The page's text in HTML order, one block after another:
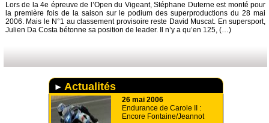
Lors de la 4e épreuve de l’Open du Vigeant, Stéphane Duterne est monté pour
la première fois de la saison sur le podium des superproductions du 28 mai
2006. Mais le N°1 au classement provisoire reste David Muscat. En supersport,
Julien Da Costa bétonne sa position de leader. Il n’y a qu’en 125, (…)
Actualités
26 mai 2006
Endurance de Carole II :
Encore Fontaine/Jeannot